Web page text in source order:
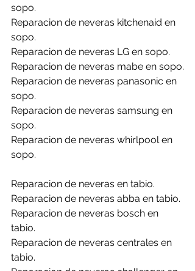
sopo.
Reparacion de neveras kitchenaid en
sopo.
Reparacion de neveras LG en sopo.
Reparacion de neveras mabe en sopo.
Reparacion de neveras panasonic en
sopo.
Reparacion de neveras samsung en
sopo.
Reparacion de neveras whirlpool en
sopo.
Reparacion de neveras en tabio.
Reparacion de neveras abba en tabio.
Reparacion de neveras bosch en
tabio.
Reparacion de neveras centrales en
tabio.